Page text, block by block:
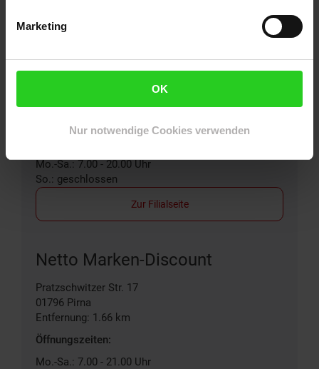
Marketing
OK
Nur notwendige Cookies verwenden
Netto Marken-Discount
01796 Pirna
Mo.-Sa.: 7.00 - 20.00 Uhr
So.: geschlossen
Zur Filialseite
Netto Marken-Discount
Pratzschwitzer Str. 17
01796 Pirna
Entfernung: 1.66 km
Öffnungszeiten:
Mo.-Sa.: 7.00 - 21.00 Uhr